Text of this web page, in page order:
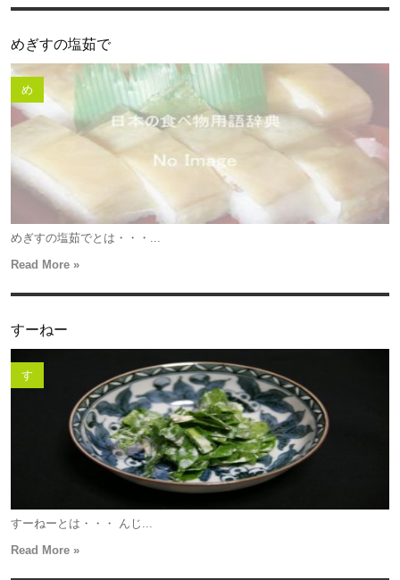
めぎすの塩茹で
め
めぎすの塩茹でとは・・・...
Read More »
すーねー
す
すーねーとは・・・ んじ...
Read More »